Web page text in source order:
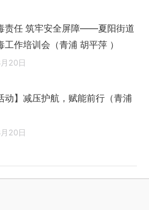
责任 筑牢安全屏障——夏阳街道
工作培训会（青浦 胡平萍 ）
20日
动】减压护航，赋能前行（青浦
20日